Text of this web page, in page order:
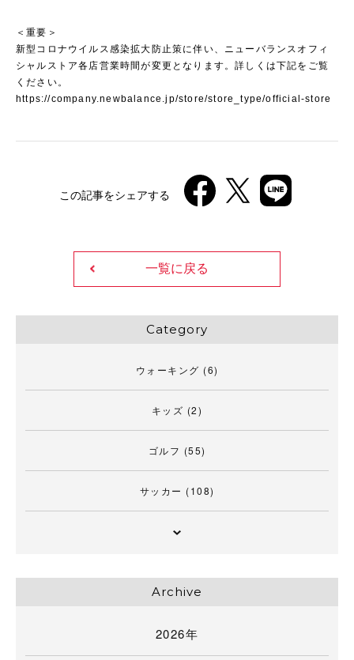
＜重要＞
新型コロナウイルス感染拡大防止策に伴い、ニューバランスオフィ
シャルストア各店営業時間が変更となります。詳しくは下記をご覧
ください。
https://company.newbalance.jp/store/store_type/official-store
この記事をシェアする
一覧に戻る
Category
ウォーキング (6)
キッズ (2)
ゴルフ (55)
サッカー (108)
Archive
2026年